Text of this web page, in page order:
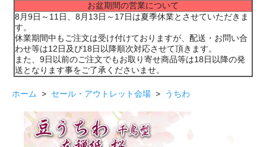
お盆期間の営業について
8月9日～11日、8月13日～17日は夏季休業とさせていただきま
す。
休業期間中もご注文は受け付けておりますが、配送・お問い合
わせ等は12日及び18日以降順次対応させて頂きます。
また、9日以前のご注文でもお取り寄せ商品等は18日以降の発
送となります事をご了承くださいませ。
ホーム > セール・アウトレット会場 > うちわ